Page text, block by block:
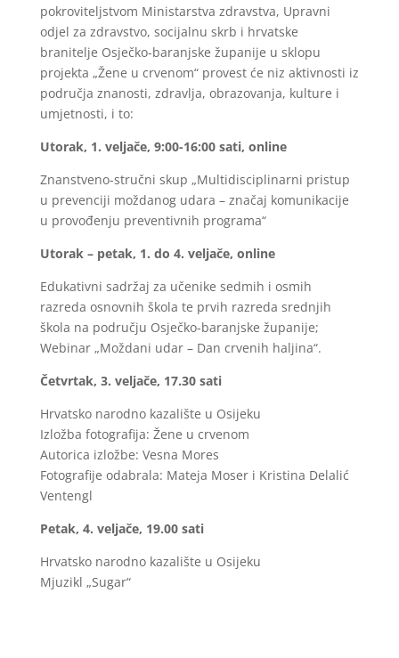
pokroviteljstvom Ministarstva zdravstva, Upravni
odjel za zdravstvo, socijalnu skrb i hrvatske
branitelje Osječko-baranjske županije u sklopu
projekta „Žene u crvenom“ provest će niz aktivnosti iz
područja znanosti, zdravlja, obrazovanja, kulture i
umjetnosti, i to:
Utorak, 1. veljače, 9:00-16:00 sati, online
Znanstveno-stručni skup „Multidisciplinarni pristup
u prevenciji moždanog udara – značaj komunikacije
u provođenju preventivnih programa“
Utorak – petak, 1. do 4. veljače, online
Edukativni sadržaj za učenike sedmih i osmih
razreda osnovnih škola te prvih razreda srednjih
škola na području Osječko-baranjske županije;
Webinar „Moždani udar – Dan crvenih haljina“.
Četvrtak, 3. veljače, 17.30 sati
Hrvatsko narodno kazalište u Osijeku
Izložba fotografija: Žene u crvenom
Autorica izložbe: Vesna Mores
Fotografije odabrala: Mateja Moser i Kristina Delalić
Ventengl
Petak, 4. veljače, 19.00 sati
Hrvatsko narodno kazalište u Osijeku
Mjuzikl „Sugar“